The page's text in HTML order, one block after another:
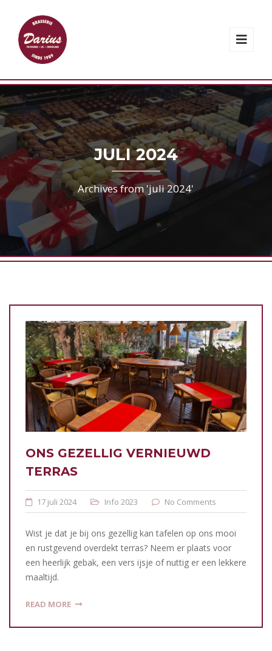
JULI 2024
Archives from 'juli 2024'
ONS GEZELLIG VERNIEUWD
TERRAS
17 juli 2024 Info 2023 No Comments
Wist je dat je bij ons gezellig kan tafelen op ons mooi
en rustgevend overdekt terras? Neem er plaats voor
een heerlijk gebak, een vers ijsje of nuttig er een lekkere
maaltijd.
READ MORE